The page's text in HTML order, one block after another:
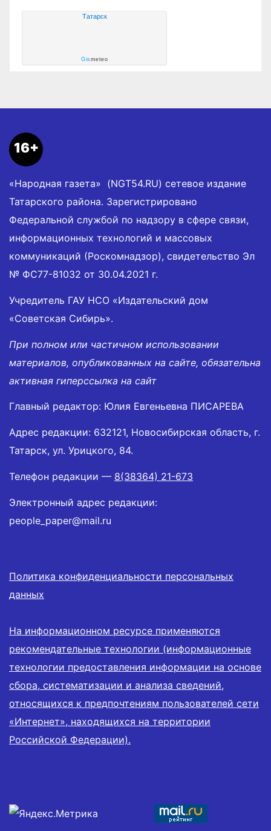
Татарск
Gismeteo
16+
«Народная газета» (NGT54.RU) сетевое издание
Татарского района. Зарегистрировано
Федеральной службой по надзору в сфере связи,
информационных технологий и массовых
коммуникаций (Роскомнадзор), свидетельство Эл
№ ФС77-81032 от 30.04.2021 г.
Учредитель ГАУ НСО «Издательский дом
«Советская Сибирь».
При полном или частичном использовании
материалов, опубликованных на сайте, обязательна
активная гиперссылка на сайт
Главный редактор: Юлия Евгеньевна ПИСАРЕВА
Адрес редакции: 632121, Новосибирская область, г.
Татарск, ул. Урицкого, 84.
Телефон редакции — 8(38364) 21-673
Электронный адрес редакции:
people_paper@mail.ru
Политика конфиденциальности персональных
данных
На информационном ресурсе применяются
рекомендательные технологии (информационные
технологии предоставления информации на основе
сбора, систематизации и анализа сведений,
относящихся к предпочтениям пользователей сети
«Интернет», находящихся на территории
Российской Федерации).